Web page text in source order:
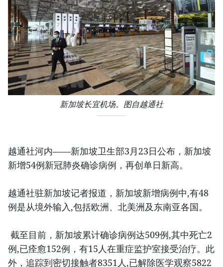
新加坡长宜机场。图自越通社
越通社河内——新加坡卫生部3月23日公布，新加坡
新增54例新冠肺炎确诊病例，再创单日新高。
越通社驻新加坡记者报道，新加坡新增病例中,有48
例是从境外输入,包括欧洲、北美洲及东南亚各国。
截至目前，新加坡累计确诊病例达509例,其中死亡2
例,已痊愈152例，有15人在重症监护室接受治疗。此
外，追踪到密切接触者8351人,已解除医学观察5822